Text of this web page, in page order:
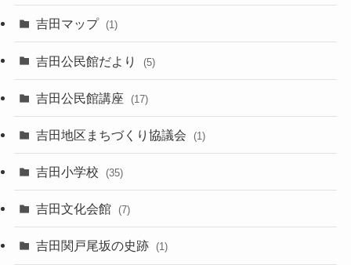
吉田マップ (1)
吉田公民館だより (5)
吉田公民館講座 (17)
吉田地区まちづくり協議会 (1)
吉田小学校 (35)
吉田文化会館 (7)
吉田関戸尾坂の史跡 (1)